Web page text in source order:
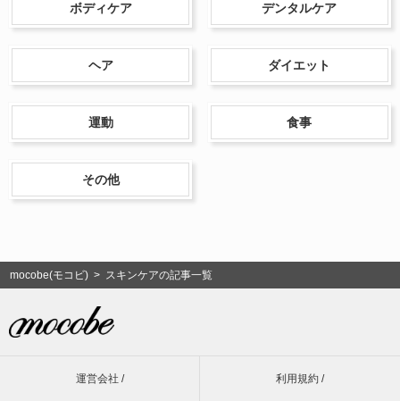
ボディケア デンタルケア
ヘア ダイエット
運動 食事
その他
mocobe(モコビ) > スキンケアの記事一覧
運営会社 / 利用規約 /